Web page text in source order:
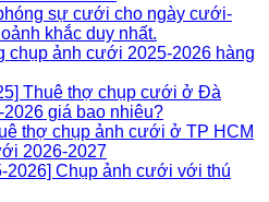
sự cưới cho ngày cưới-
khắc duy nhất.
chụp ảnh cưới 2025-2026 hàng
Thuê thợ chụp cưới ở Đà
giá bao nhiêu?
thợ chụp ảnh cưới ở TP HCM
2026-2027
2026] Chụp ảnh cưới với thú